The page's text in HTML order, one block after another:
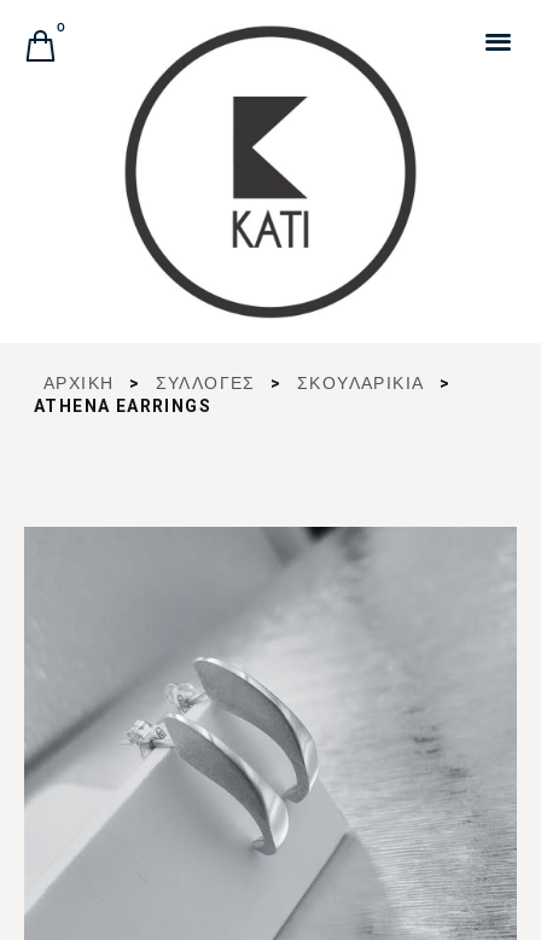
0
ΑΡΧΙΚΉ > ΣΥΛΛΟΓΈΣ > ΣΚΟΥΛΑΡΙΚΙΑ
>
ATHENA EARRINGS